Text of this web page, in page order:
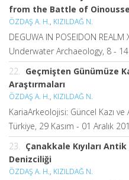
from the Battle of
ÖZDAŞ A. H., KIZILDAĞ N.
DEGUWA IN POSEIDON
Underwater Archaeology, 8 -
22. Geçmişten Günümüze
Araştırmaları
ÖZDAŞ A. H., KIZILDAĞ N.
KariaArkeolojisi: Güncel Kazı
Türkiye, 29 Kasım - 01 Aralık
23. Çanakkale Kıyıları Antik
Denizciliği
ÖZDAŞ A. H., KIZILDAĞ N.